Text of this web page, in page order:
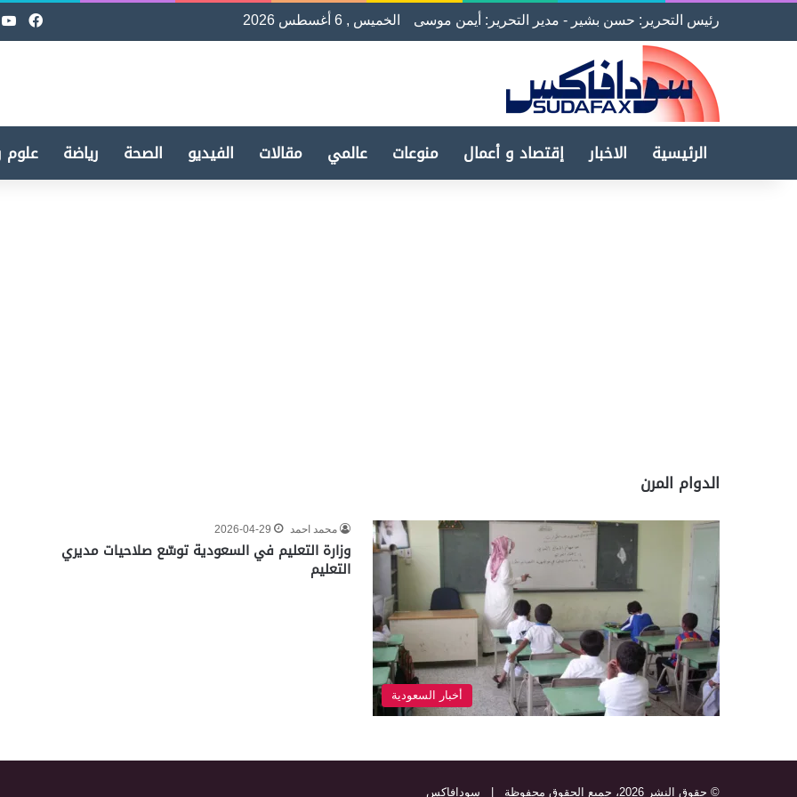
رئيس التحرير: حسن بشير - مدير التحرير: أيمن موسى الخميس , 6 أغسطس 2026
الرئيسية الاخبار إقتصاد و أعمال منوعات عالمي مقالات الفيديو الصحة رياضة علوم
الدوام المرن
أخبار السعودية
محمد احمد 2026-04-29
وزارة التعليم في السعودية توسّع صلاحيات مديري
التعليم
© حقوق النشر 2026، جميع الحقوق محفوظة | سودافاكس